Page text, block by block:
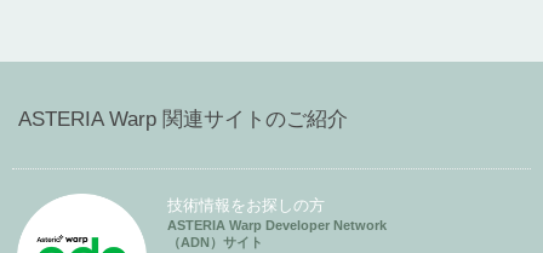
ASTERIA Warp 関連サイトのご紹介
技術情報をお探しの方
ASTERIA Warp Developer Network
（ADN）サイト